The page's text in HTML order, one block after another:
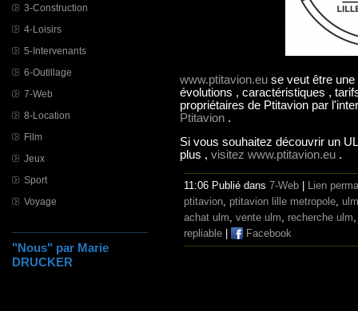
3-Construction
4-Loisirs
5-Intervenants
6-Outillage
7-Web
8-Location
Film
Jeux
Sport
Voyage
"Nous" par Marie
DRUCKER
www.ptitavion.eu se veut être
évolutions , caractéristiques ,
propriétaires de Ptitavion par
Ptitavion .
Si vous souhaitez découvrir un
plus , visitez www.ptitavion.eu .
11:06 Publié dans 7-Web
Lien
ptitavion, ptitavion lille metropole,
achat ulm, vente ulm, recherche ulm
repliable
Facebook